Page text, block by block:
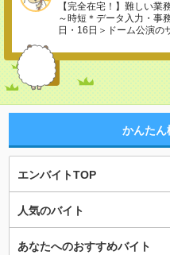
【完全在宅！】難しい
～時短＊データ入力・事
日・16日＞ドーム公演の
かんたん
エンバイトTOP
人気のバイト
あなたへのおすすめバイト